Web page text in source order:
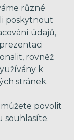
různé
poskytnout
údajů,
rovněž
k
stránek.
povolit
souhlasíte.